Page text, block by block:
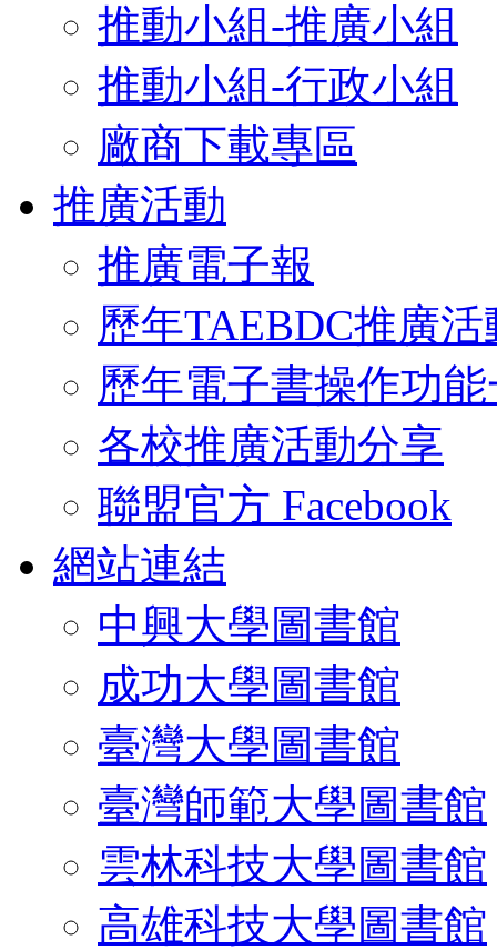
推動小組-推廣小組
推動小組-行政小組
廠商下載專區
推廣活動
推廣電子報
歷年TAEBDC推廣活
歷年電子書操作功
各校推廣活動分享
聯盟官方 Facebook
網站連結
中興大學圖書館
成功大學圖書館
臺灣大學圖書館
臺灣師範大學圖書館
雲林科技大學圖書館
高雄科技大學圖書館